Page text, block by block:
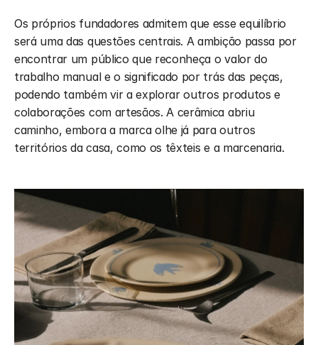
Os próprios fundadores admitem que esse equilíbrio
será uma das questões centrais. A ambição passa por
encontrar um público que reconheça o valor do
trabalho manual e o significado por trás das peças,
podendo também vir a explorar outros produtos e
colaborações com artesãos. A cerâmica abriu
caminho, embora a marca olhe já para outros
territórios da casa, como os têxteis e a marcenaria.